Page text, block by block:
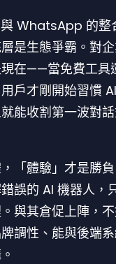
WhatsApp 的整
是生態爭霸。對
在——當免費工具
戶才剛開始習慣
能收割第一波對
「體驗」才是勝
誤的 AI 機器人，
與其倉促上陣，
調性、能與後端